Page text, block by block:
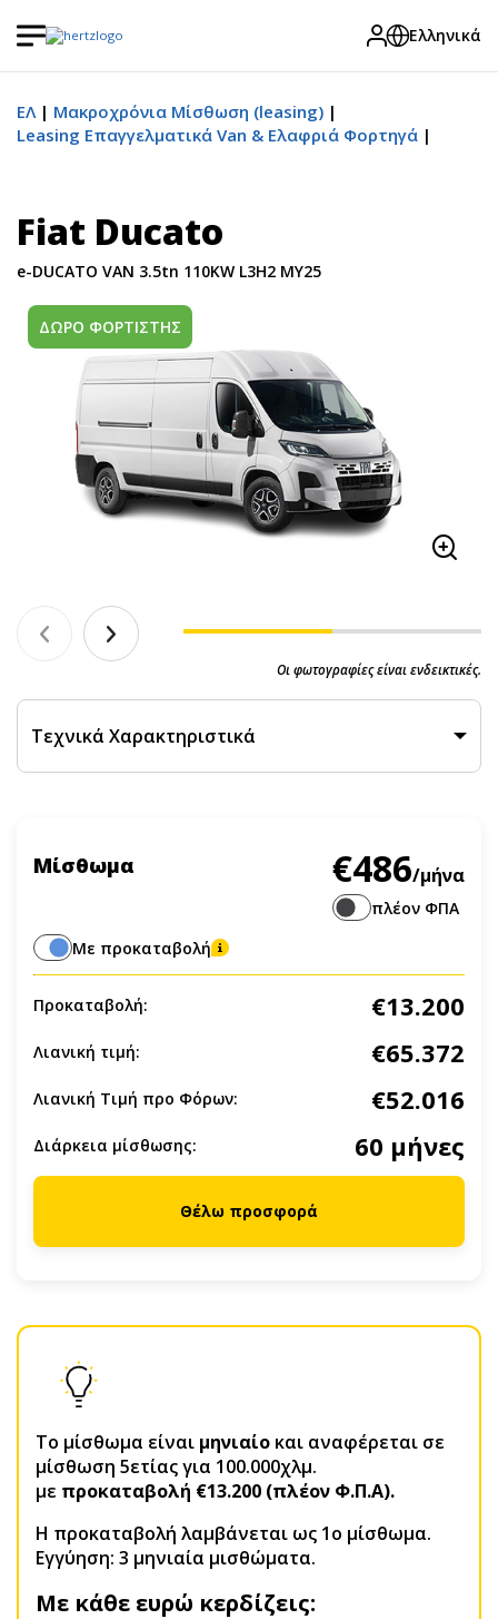
Ελληνικά
ΕΛ
Μακροχρόνια Μίσθωση (leasing)
Leasing Επαγγελματικά Van & Ελαφριά Φορτηγά
Fiat Ducato
e-DUCATO VAN 3.5tn 110KW L3H2 MY25
ΔΩΡΟ ΦΟΡΤΙΣΤΗΣ
Οι φωτογραφίες είναι ενδεικτικές.
Τεχνικά Χαρακτηριστικά
Μίσθωμα €486/μήνα
πλέον ΦΠΑ
Με προκαταβολή
Προκαταβολή: €13.200
Λιανική τιμή: €65.372
Λιανική Τιμή προ Φόρων: €52.016
Διάρκεια μίσθωσης: 60 μήνες
Θέλω προσφορά
Το μίσθωμα είναι μηνιαίο και αναφέρεται σε
μίσθωση 5ετίας για 100.000χλμ.
με προκαταβολή €13.200 (πλέον Φ.Π.Α).
H προκαταβολή λαμβάνεται ως 1ο μίσθωμα.
Εγγύηση: 3 μηνιαία μισθώματα.
Με κάθε ευρώ κερδίζεις: